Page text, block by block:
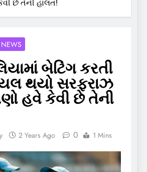
છે તેની હાલત!
બેટિંગ કરતી
થયો સરફરાઝ
હવે કેવી છે તેની
2 Years Ago 0 1 Mins